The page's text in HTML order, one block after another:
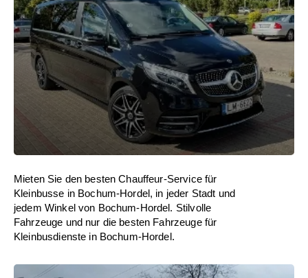
Mieten Sie den besten Chauffeur-Service für
Kleinbusse in Bochum-Hordel, in jeder Stadt und
jedem Winkel von Bochum-Hordel. Stilvolle
Fahrzeuge und nur die besten Fahrzeuge für
Kleinbusdienste in Bochum-Hordel.